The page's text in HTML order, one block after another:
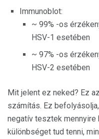
Immunoblot:
~ 99% -os
HSV-1 esetében
~ 97% -os
HSV-2 esetében
Mit jelent ez neked? Ez
számítás. Ez
negatív tesztek mennyire
különbséget tud tenni,